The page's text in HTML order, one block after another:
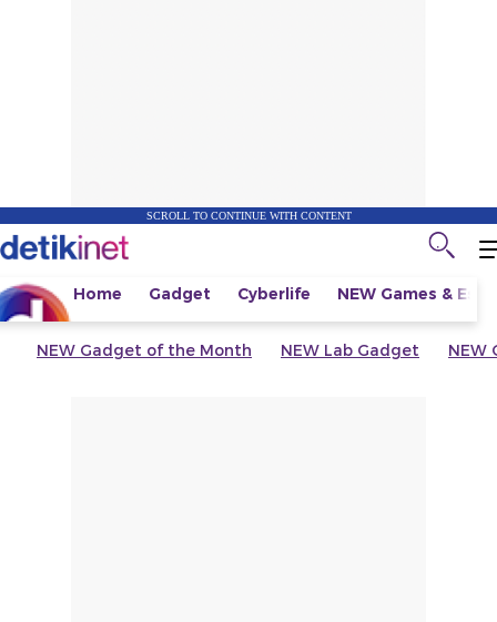
SCROLL TO CONTINUE WITH CONTENT
Home Gadget Cyberlife NEW Games &
NEW Gadget of the Month NEW Lab Gadget NEW